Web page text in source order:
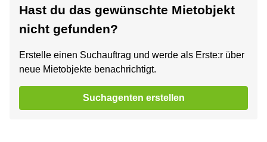
Hast du das gewünschte Mietobjekt
nicht gefunden?
Erstelle einen Suchauftrag und werde als Erste:r über
neue Mietobjekte benachrichtigt.
Suchagenten erstellen